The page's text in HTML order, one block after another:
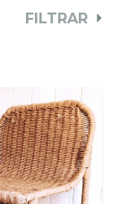
FILTRAR